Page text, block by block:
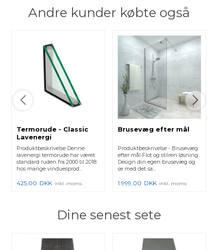
Andre kunder købte også
Termorude - Classic
Lavenergi
Produktbeskrivelse Denne
lavenergi termorude har været
standard ruden fra 2000 til 2018
hos mange vinduesprod...
425,00 DKK inkl. moms
Brusevæg efter mål
Produktbeskrivelse - Brusevæg
efter mål Flot og stilren løsning.
Design din egen brusevæg og
se med det sa...
1.999,00 DKK inkl. moms
Dine senest sete